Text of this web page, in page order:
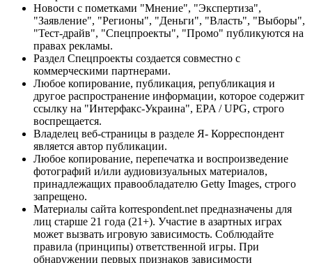
Новости с пометками "Мнение", "Экспертиза",
"Заявление", "Регионы", "Деньги", "Власть", "Выборы",
"Тест-драйв", "Спецпроекты", "Промо" публикуются на
правах рекламы.
Раздел Спецпроекты создается совместно с
коммерческими партнерами.
Любое копирование, публикация, републикация и
другое распространение информации, которое содержит
ссылку на "Интерфакс-Украина", EPA / UPG, строго
воспрещается.
Владелец веб-страницы в разделе Я- Корреспондент
является автор публикации.
Любое копирование, перепечатка и воспроизведение
фотографий и/или аудиовизуальных материалов,
принадлежащих правообладателю Getty Images, строго
запрещено.
Материалы сайта korrespondent.net предназначены для
лиц старше 21 года (21+). Участие в азартных играх
может вызвать игровую зависимость. Соблюдайте
правила (принципы) ответственной игры. При
обнаружении первых признаков зависимости